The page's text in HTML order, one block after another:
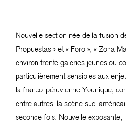
Nouvelle section née de la fusion
Propuestas » et « Foro », « Zona
environ trente galeries jeunes ou
particulièrement sensibles aux
la franco-péruvienne Younique,
entre autres, la scène sud-
seconde fois. Nouvelle exposante,